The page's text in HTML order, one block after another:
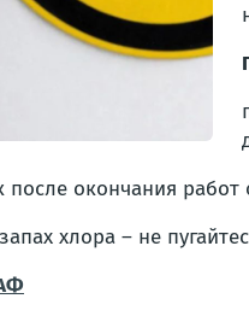
после окончания
хлора – не